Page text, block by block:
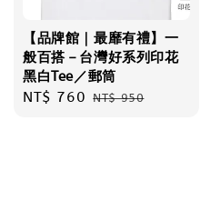
【品牌館｜最靡有禮】一
般百搭－台灣好系列印花
黑白Tee／郵筒
Sale
NT$ 760 Regular
NT$ 950